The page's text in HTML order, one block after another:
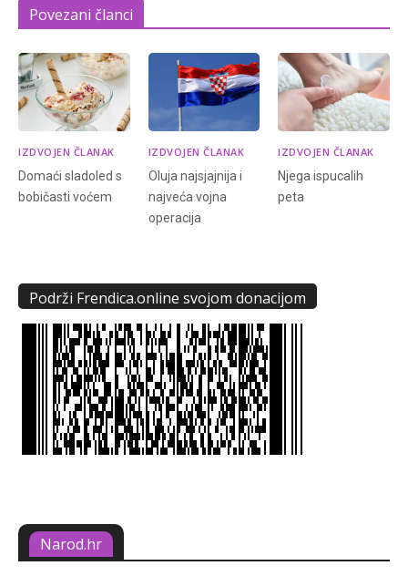
Povezani članci
IZDVOJEN ČLANAK
Domaći sladoled s
bobičasti voćem
IZDVOJEN ČLANAK
Oluja najsjajnija i
najveća vojna
operacija
IZDVOJEN ČLANAK
Njega ispucalih
peta
Podrži Frendica.online svojom donacijom
Narod.hr